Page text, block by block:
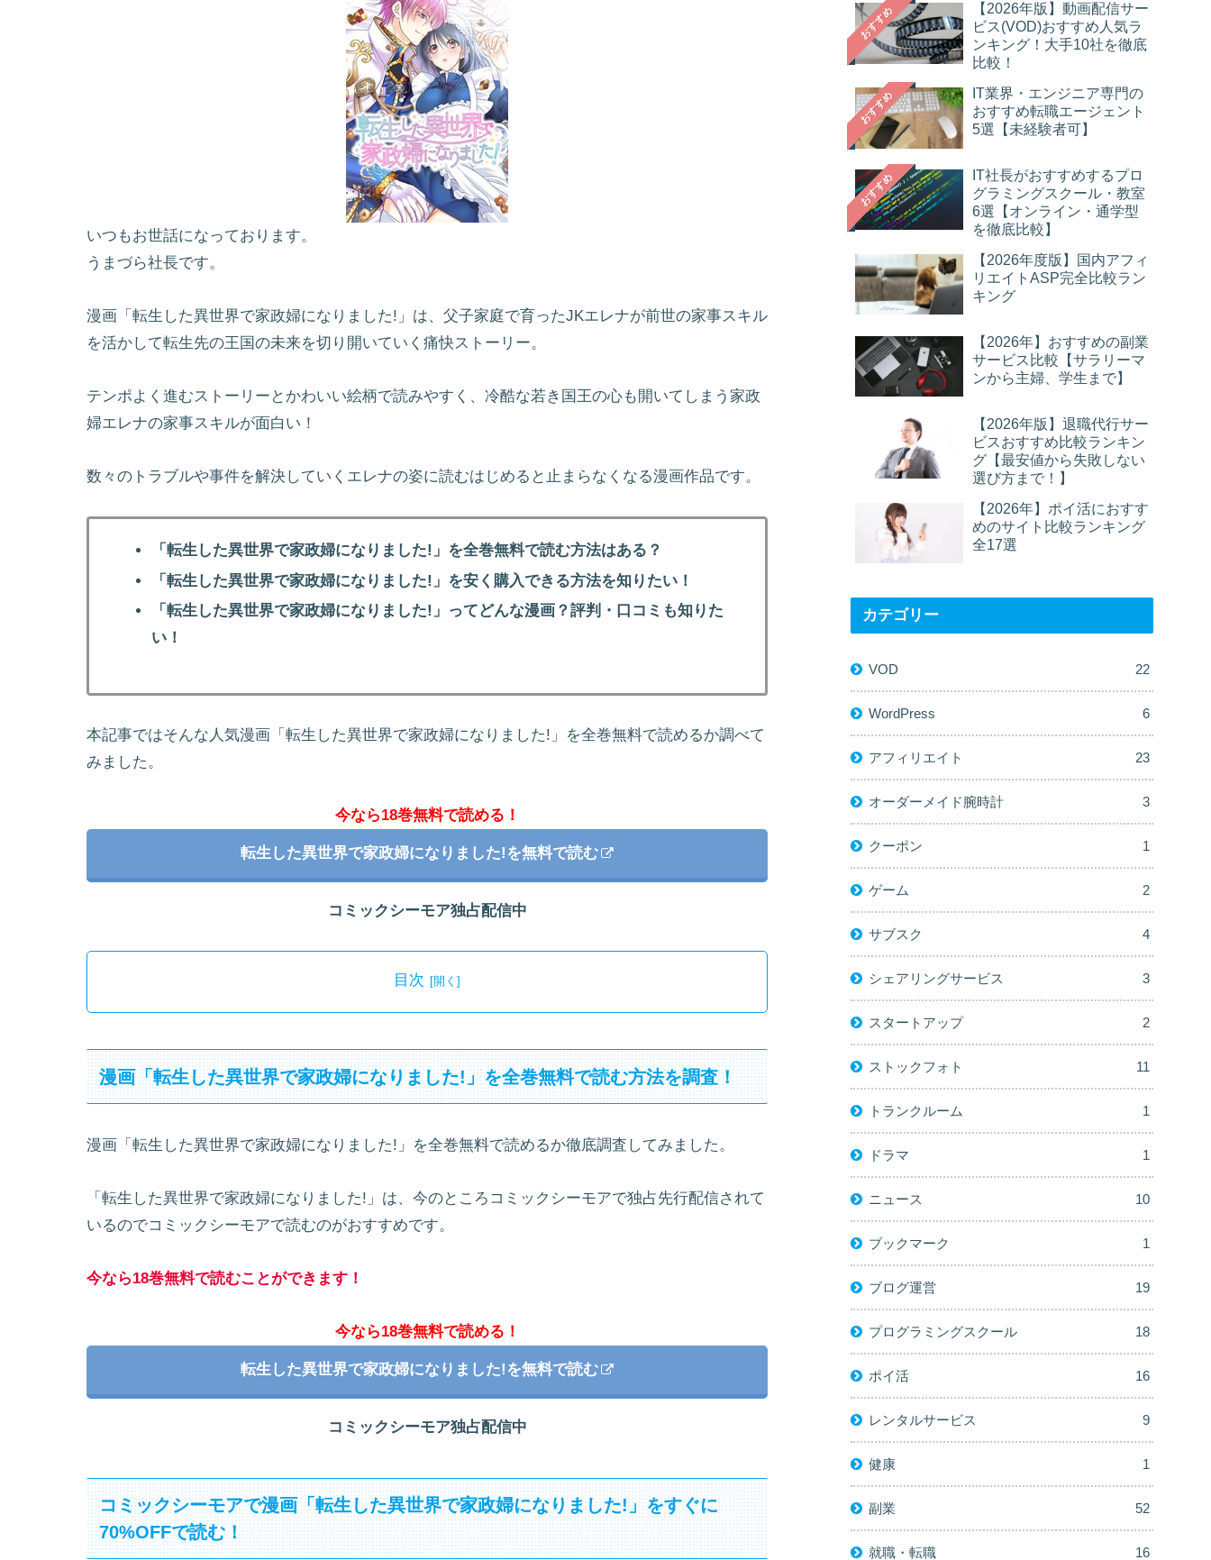
いつもお世話になっております。
うまづら社長です。
漫画「転生した異世界で家政婦になりました!」は、父子家庭で育ったJKエレナが前世の家事スキル
を活かして転生先の王国の未来を切り開いていく痛快ストーリー。
テンポよく進むストーリーとかわいい絵柄で読みやすく、冷酷な若き国王の心も開いてしまう家政
婦エレナの家事スキルが面白い！
数々のトラブルや事件を解決していくエレナの姿に読むはじめると止まらなくなる漫画作品です。
「転生した異世界で家政婦になりました!」を全巻無料で読む方法はある？
「転生した異世界で家政婦になりました!」を安く購入できる方法を知りたい！
「転生した異世界で家政婦になりました!」ってどんな漫画？評判・口コミも知りた
い！
本記事ではそんな人気漫画「転生した異世界で家政婦になりました!」を全巻無料で読めるか調べて
みました。
今なら18巻無料で読める！
転生した異世界で家政婦になりました!を無料で読む
コミックシーモア独占配信中
目次
漫画「転生した異世界で家政婦になりました!」を全巻無料で読む方法を調査！
漫画「転生した異世界で家政婦になりました!」を全巻無料で読めるか徹底調査してみました。
「転生した異世界で家政婦になりました!」は、今のところコミックシーモアで独占先行配信されて
いるのでコミックシーモアで読むのがおすすめです。
今なら18巻無料で読むことができます！
今なら18巻無料で読める！
転生した異世界で家政婦になりました!を無料で読む
コミックシーモア独占配信中
コミックシーモアで漫画「転生した異世界で家政婦になりました!」をすぐに
70%OFFで読む！
おすすめ
【2026年版】動画配信サー
ビス(VOD)おすすめ人気ラ
ンキング！大手10社を徹底
比較！
おすすめ
IT業界・エンジニア専門の
おすすめ転職エージェント
5選【未経験者可】
おすすめ
IT社長がおすすめするプロ
グラミングスクール・教室
6選【オンライン・通学型
を徹底比較】
【2026年度版】国内アフィ
リエイトASP完全比較ラン
キング
【2026年】おすすめの副業
サービス比較【サラリーマ
ンから主婦、学生まで】
【2026年版】退職代行サー
ビスおすすめ比較ランキン
グ【最安値から失敗しない
選び方まで！】
【2026年】ポイ活におすす
めのサイト比較ランキング
全17選
カテゴリー
VOD 22
WordPress 6
アフィリエイト 23
オーダーメイド腕時計 3
クーポン 1
ゲーム 2
サブスク 4
シェアリングサービス 3
スタートアップ 2
ストックフォト 11
トランクルーム 1
ドラマ 1
ニュース 10
ブックマーク 1
ブログ運営 19
プログラミングスクール 18
ポイ活 16
レンタルサービス 9
健康 1
副業 52
就職・転職 16